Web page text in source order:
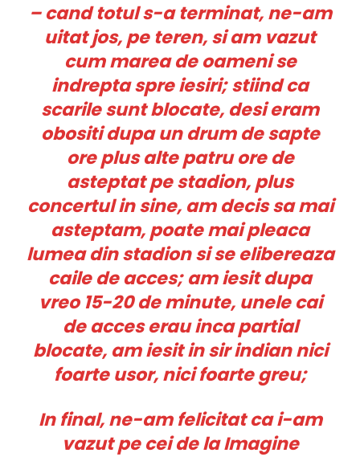
– cand totul s-a terminat, ne-am
uitat jos, pe teren, si am vazut
cum marea de oameni se
indrepta spre iesiri; stiind ca
scarile sunt blocate, desi eram
obositi dupa un drum de sapte
ore plus alte patru ore de
asteptat pe stadion, plus
concertul in sine, am decis sa mai
asteptam, poate mai pleaca
lumea din stadion si se elibereaza
caile de acces; am iesit dupa
vreo 15-20 de minute, unele cai
de acces erau inca partial
blocate, am iesit in sir indian nici
foarte usor, nici foarte greu;
In final, ne-am felicitat ca i-am
vazut pe cei de la Imagine